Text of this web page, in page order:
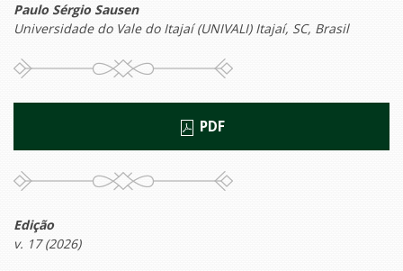
Paulo Sérgio Sausen
Universidade do Vale do Itajaí (UNIVALI) Itajaí, SC, Brasil
PDF
Edição
v. 17 (2026)